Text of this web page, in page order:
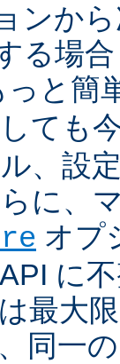
ンか
る場
っと簡
ても
、設
に、
オプ
に
最大
同一